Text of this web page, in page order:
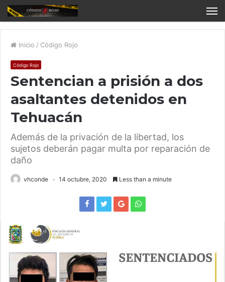
Inicio / Código Rojo
Código Rojo
Sentencian a prisión a dos
asaltantes detenidos en
Tehuacán
Además de la privación de la libertad, los
sujetos deberán pagar multa por reparación de
daño
vhconde 14 octubre, 2020 Less than a minute